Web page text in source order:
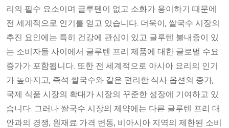
리의 필수 요소이며 글루텐이 없고 소화가 용이하기 때문에
전 세계적으로 인기를 얻고 있습니다. 더욱이, 쌀국수 시장의
추진 요인에는 특히 건강에 관심이 있고 글루텐 불내증이 있
는 소비자들 사이에서 글루텐 프리 제품에 대한 글로벌 수요
증가가 포함됩니다. 또한 전 세계적으로 아시아 요리의 인기
가 높아지고, 즉석 쌀국수와 같은 편리한 식사 옵션의 증가,
국제 식품 시장의 확대가 시장의 꾸준한 성장에 기여하고 있
습니다. 그러나 쌀국수 시장의 제약에는 다른 글루텐 프리 대
안과의 경쟁, 원재료 가격 변동, 비아시아 지역의 제한된 소비